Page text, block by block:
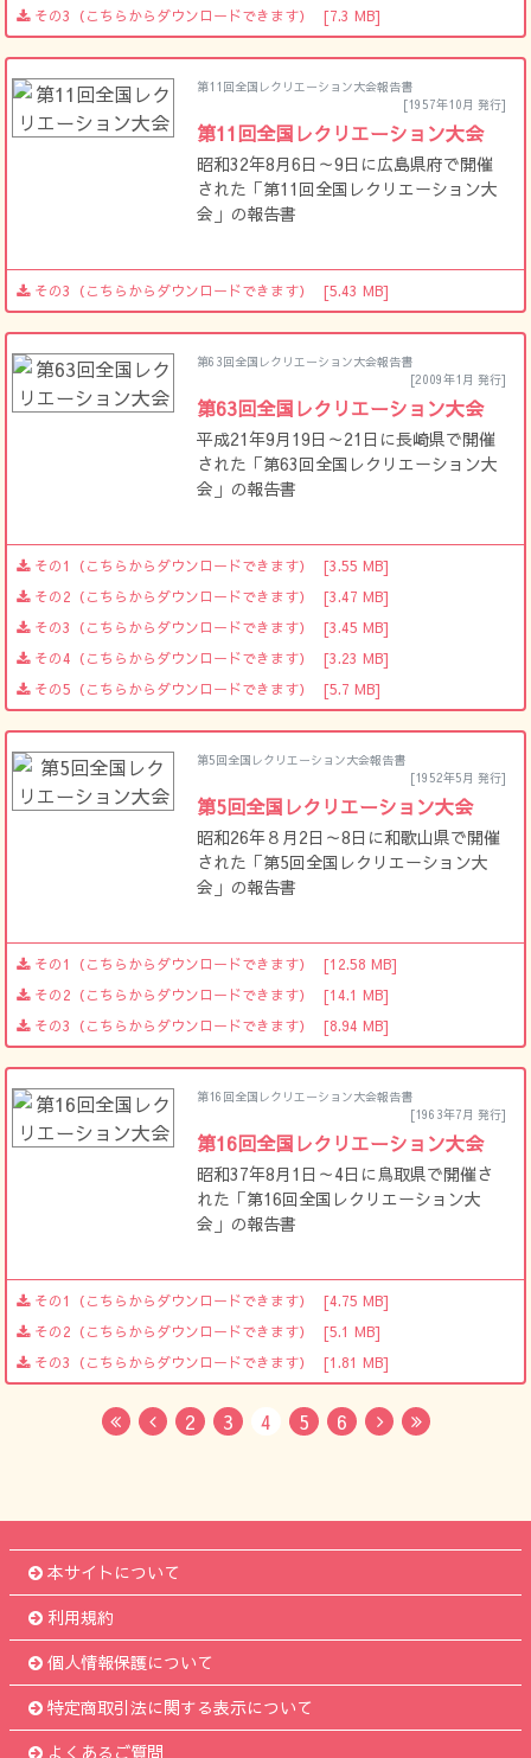
その3（こちらからダウンロードできます）
[7.3 MB]
第11回全国レクリエーション大会報告書
[1957年10月 発行]
第11回全国レクリエーション大会
昭和32年8月6日～9日に広島県府で開催
された「第11回全国レクリエーション大
会」の報告書
その3（こちらからダウンロードできます） [5.43 MB]
第63回全国レクリエーション大会報告書
[2009年1月 発行]
第63回全国レクリエーション大会
平成21年9月19日～21日に長崎県で開催
された「第63回全国レクリエーション大
会」の報告書
その1（こちらからダウンロードできます）
[3.55 MB]
その2（こちらからダウンロードできます）
[3.47 MB]
その3（こちらからダウンロードできます）
[3.45 MB]
その4（こちらからダウンロードできます）
[3.23 MB]
その5（こちらからダウンロードできます）
[5.7 MB]
第5回全国レクリエーション大会報告書
[1952年5月 発行]
第5回全国レクリエーション大会
昭和26年８月2日～8日に和歌山県で開催
された「第5回全国レクリエーション大
会」の報告書
その1（こちらからダウンロードできます）
[12.58 MB]
その2（こちらからダウンロードできます）
[14.1 MB]
その3（こちらからダウンロードできます）
[8.94 MB]
第16回全国レクリエーション大会報告書
[1963年7月 発行]
第16回全国レクリエーション大会
昭和37年8月1日～4日に鳥取県で開催さ
れた「第16回全国レクリエーション大
会」の報告書
その1（こちらからダウンロードできます）
[4.75 MB]
その2（こちらからダウンロードできます）
[5.1 MB]
その3（こちらからダウンロードできます）
[1.81 MB]
FirstPrevious
2 3 4 5 6 NextLast
本サイトについて
利用規約
個人情報保護について
特定商取引法に関する表示について
よくあるご質問